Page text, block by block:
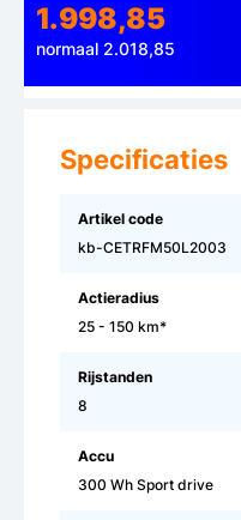
1.998,85
normaal 2.018,85
Specificaties
Artikel code
kb-CETRFM50L2003
Actieradius
25 - 150 km*
Rijstanden
8
Accu
300 Wh Sport drive